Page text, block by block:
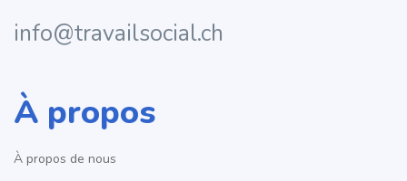
info@travailsocial.ch
À propos
À propos de nous